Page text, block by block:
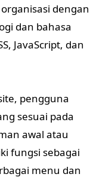
dengan
dan bahasa
JavaScript, dan
pengguna
sesuai pada
awal atau
fungsi sebagai
menu dan